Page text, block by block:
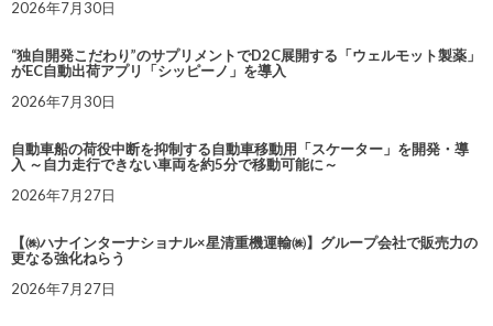
2026年7月30日
“独自開発こだわり”のサプリメントでD2C展開する「ウェルモット製薬」
がEC自動出荷アプリ「シッピーノ」を導入
2026年7月30日
自動車船の荷役中断を抑制する自動車移動用「スケーター」を開発・導
入 ～自力走行できない車両を約5分で移動可能に～
2026年7月27日
【㈱ハナインターナショナル×星清重機運輸㈱】グループ会社で販売力の
更なる強化ねらう
2026年7月27日